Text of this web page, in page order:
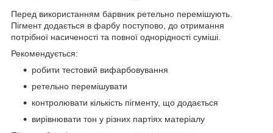
Перед використанням барвник ретельно перемішують.
Пігмент додається в фарбу поступово, до отримання
потрібної насиченості та повної однорідності суміші.
Рекомендується:
робити тестовий вифарбовування
ретельно перемішувати
контролювати кількість пігменту, що додається
вирівнювати тон у різних партіях матеріалу